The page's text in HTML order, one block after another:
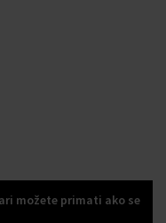
možete primati ako se